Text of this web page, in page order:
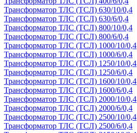
Трансформатор ТЛС (ТСЛ) 630/10/0,4
Трансформатор ТЛС (ТСЛ) 630/6/0,4
Трансформатор ТЛС (ТСЛ) 800/10/0,4
Трансформатор ТЛС (ТСЛ) 800/6/0,4
Трансформатор ТЛС (ТСЛ) 1000/10/0,4
Трансформатор ТЛС (ТСЛ) 1000/6/0,4
Трансформатор ТЛС (ТСЛ) 1250/10/0,4
Трансформатор ТЛС (ТСЛ) 1250/6/0,4
Трансформатор ТЛС (ТСЛ) 1600/10/0,4
Трансформатор ТЛС (ТСЛ) 1600/6/0,4
Трансформатор ТЛС (ТСЛ) 2000/10/0,4
Трансформатор ТЛС (ТСЛ) 2000/6/0,4
Трансформатор ТЛС (ТСЛ) 2500/10/0,4
Трансформатор ТЛС (ТСЛ) 2500/6/0,4